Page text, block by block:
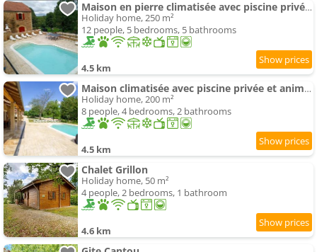
Maison en pierre climatisée avec piscine privée en Dordogne - FR-1-616-512
Holiday home, 250 m²
12 people, 5 bedrooms, 5 bathrooms
4.5 km
Maison climatisée avec piscine privée et animaux admis - FR-1-616-515
Holiday home, 200 m²
8 people, 4 bedrooms, 2 bathrooms
4.5 km
Chalet Grillon
Holiday home, 50 m²
4 people, 2 bedrooms, 1 bathroom
4.6 km